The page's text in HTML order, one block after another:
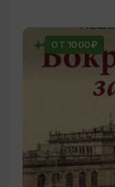
ОТ 1000₽